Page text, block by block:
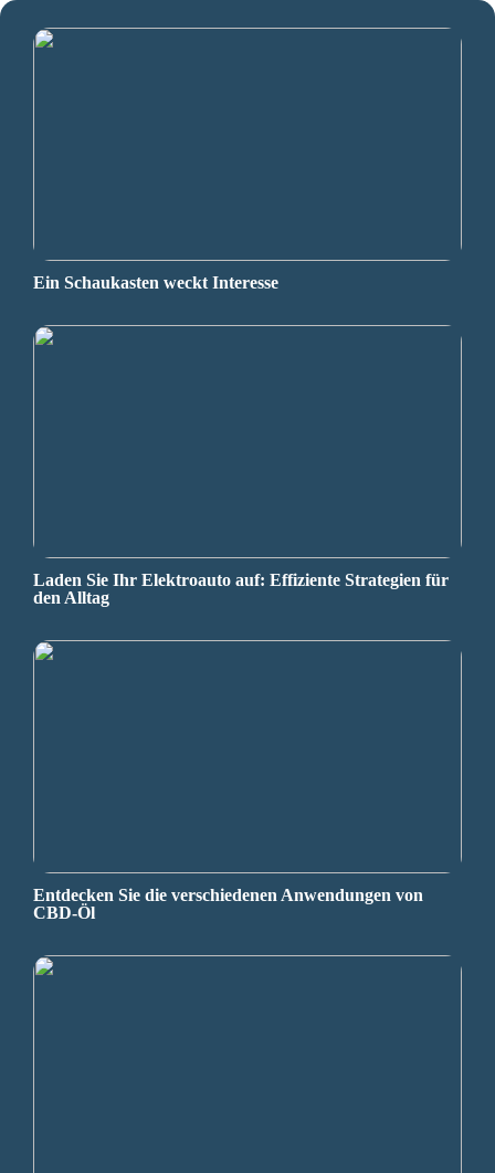
Ein Schaukasten weckt Interesse
Laden Sie Ihr Elektroauto auf: Effiziente Strategien für
den Alltag
Entdecken Sie die verschiedenen Anwendungen von
CBD-Öl